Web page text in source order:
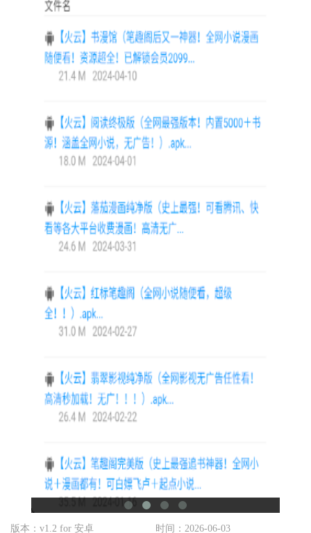
【火云软件库官方版技巧】
2. 参与社区讨论时，使用“@”符号可以提及他人，便于问题解
答和交流。
3. 在“我的项目”中，合理利用“任务”和“代码”管理功能，提高
4. 定期浏览“资源中心”，关注最新的技术动态和教程，保持
技术更新。
1. 一站式服务：集成了开发所需的各种工具和资源，无需频
繁切换多个平台。
2. 强大的社区支持：拥有活跃的技术社区，用户可以轻松找
到志同道合的伙伴和技术大牛。
版本：v1.2 for 安卓 时间：2026-06-03